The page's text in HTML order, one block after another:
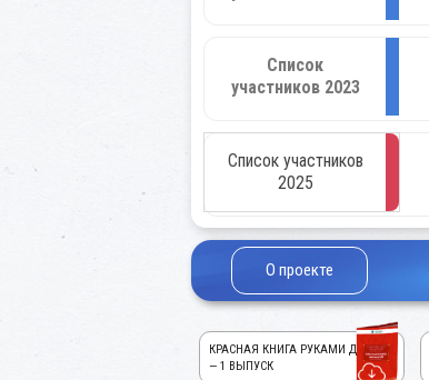
Список
участников 2023
Список участников
2025
О проекте
КРАСНАЯ КНИГА РУКАМИ ДЕТЕЙ!
— 1 ВЫПУСК